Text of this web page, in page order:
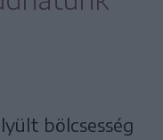
bölcsesség